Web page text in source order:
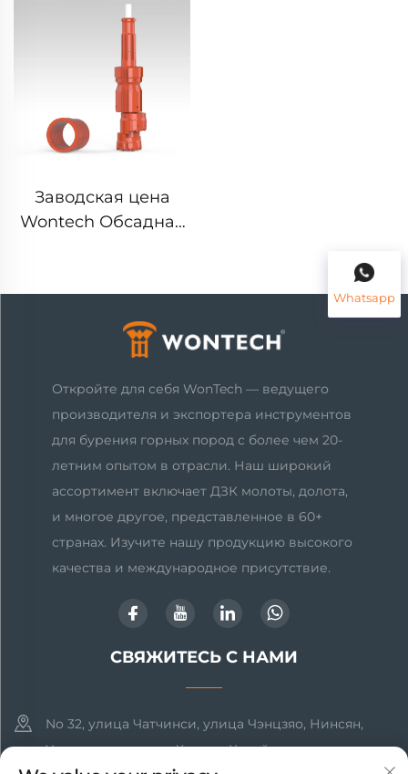
Заводская цена
Wontech Обсадная
для водяных
скважин и
геотермального
Whatsapp
Откройте для себя WonTech — ведущего
производителя и экспортера инструментов
для бурения горных пород с более чем 20-
летним опытом в отрасли. Наш широкий
ассортимент включает ДЗК молоты, долота,
и многое другое, представленное в 60+
странах. Изучите нашу продукцию высокого
качества и международное присутствие.
СВЯЖИТЕСЬ С НАМИ
No 32, улица Чатчинси, улица Чэнцзяо, Нинсян,
Чанша, провинция Хунань, Китай